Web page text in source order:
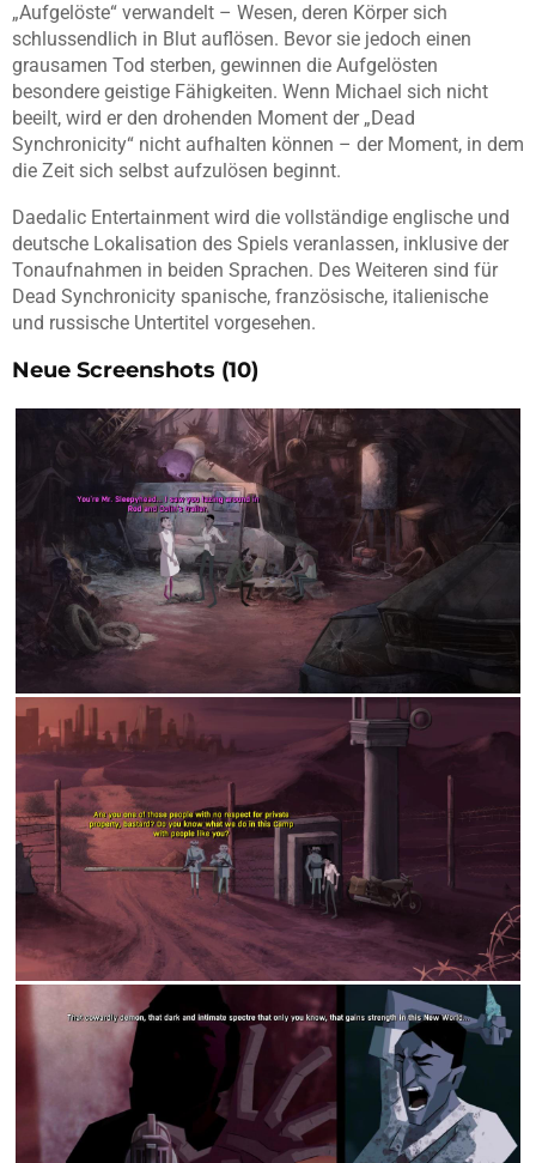
„Aufgelöste“ verwandelt – Wesen, deren Körper sich
schlussendlich in Blut auflösen. Bevor sie jedoch einen
grausamen Tod sterben, gewinnen die Aufgelösten
besondere geistige Fähigkeiten. Wenn Michael sich nicht
beeilt, wird er den drohenden Moment der „Dead
Synchronicity“ nicht aufhalten können – der Moment, in dem
die Zeit sich selbst aufzulösen beginnt.
Daedalic Entertainment wird die vollständige englische und
deutsche Lokalisation des Spiels veranlassen, inklusive der
Tonaufnahmen in beiden Sprachen. Des Weiteren sind für
Dead Synchronicity spanische, französische, italienische
und russische Untertitel vorgesehen.
Neue Screenshots (10)